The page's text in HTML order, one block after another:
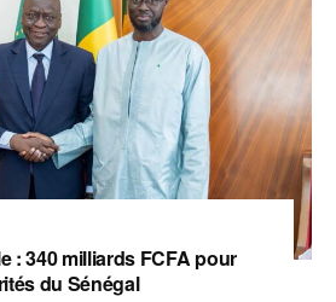
: 340 milliards FCFA pour
du Sénégal